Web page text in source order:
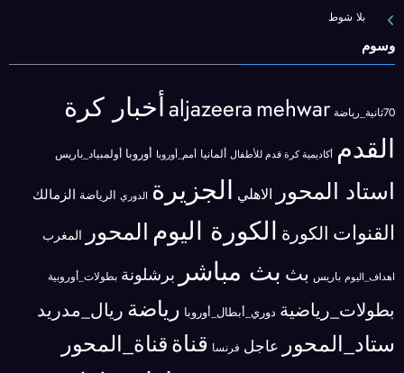
بلا شوط
وسوم
70ثانية_رياضة aljazeeramehwar
أخبار كرة
القدم أكاديمية كرة قدم للأطفال ألمانيا أمم_أوروبا أوروبا أولمبياد_باريس
استاد المحور الاهلي الجزيرة الدوري الرياضة الزمالك
القنوات الكورة الكورة اليوم المحور المغرب
اهداف_اليوم باريس بث بث مباشر برشلونة بطولات_أوروبية
بطولات_رياضية دوري_أبطال_أوروبا رياضة ريال_مدريد
ستاد_المحور عاجل فرنسا قناةقناة_المحور